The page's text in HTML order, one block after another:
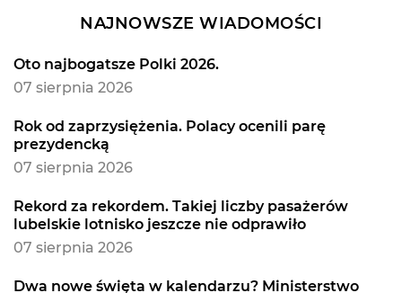
NAJNOWSZE WIADOMOŚCI
Oto najbogatsze Polki 2026.
07 sierpnia 2026
Rok od zaprzysiężenia. Polacy ocenili parę
prezydencką
07 sierpnia 2026
Rekord za rekordem. Takiej liczby pasażerów
lubelskie lotnisko jeszcze nie odprawiło
07 sierpnia 2026
Dwa nowe święta w kalendarzu? Ministerstwo